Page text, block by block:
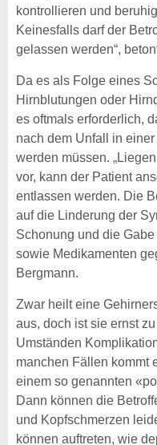
kontrollieren und
Keinesfalls darf der
gelassen werden“,
Da es als Folge eines
Hirnblutungen oder
es oftmals erforderlich,
nach dem Unfall in
werden müssen.
vor, kann der Patient
entlassen werden. Die
auf die Linderung der
Schonung und die
sowie Medikamenten
Bergmann.
Zwar heilt eine
aus, doch ist sie ernst
Umständen
manchen Fällen kommt
einem so genannten
Dann können die
und Kopfschmerzen
können auftreten, wie